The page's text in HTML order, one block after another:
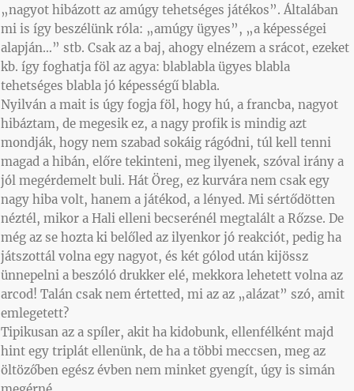
„nagyot hibázott az amúgy tehetséges játékos”. Általában
mi is így beszélünk róla: „amúgy ügyes”, „a képességei
alapján…” stb. Csak az a baj, ahogy elnézem a srácot, ezeket
kb. így foghatja föl az agya: blablabla ügyes blabla
tehetséges blabla jó képességű blabla.
Nyilván a mait is úgy fogja föl, hogy hú, a francba, nagyot
hibáztam, de megesik ez, a nagy profik is mindig azt
mondják, hogy nem szabad sokáig rágódni, túl kell tenni
magad a hibán, előre tekinteni, meg ilyenek, szóval irány a
jól megérdemelt buli. Hát Öreg, ez kurvára nem csak egy
nagy hiba volt, hanem a játékod, a lényed. Mi sértődötten
néztél, mikor a Hali elleni becserénél megtalált a Rőzse. De
még az se hozta ki belőled az ilyenkor jó reakciót, pedig ha
játszottál volna egy nagyot, és két gólod után kijössz
ünnepelni a beszóló drukker elé, mekkora lehetett volna az
arcod! Talán csak nem értetted, mi az az „alázat” szó, amit
emlegetett?
Tipikusan az a spíler, akit ha kidobunk, ellenfélként majd
hint egy triplát ellenünk, de ha a többi meccsen, meg az
öltözőben egész évben nem minket gyengít, úgy is simán